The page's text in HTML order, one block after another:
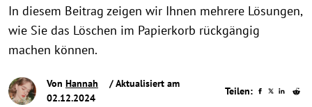
In diesem Beitrag zeigen wir Ihnen mehrere Lösungen,
wie Sie das Löschen im Papierkorb rückgängig
machen können.
Von Hannah
/ Aktualisiert am
02.12.2024
Teilen: